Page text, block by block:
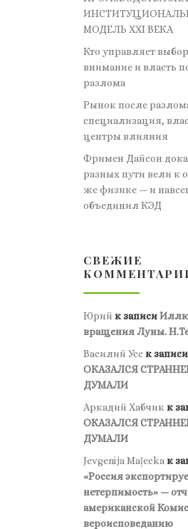
МОДЕЛЬ XXI ВЕКА
Кто управляет
внимание и власть
разлома
Рынок после
специализация,
центры влияния
Фримен Дайсон
разных пути вели к
же физике — и
объединил КЭД
СВЕЖИЕ
Юрий к записи
вращения Луны.
Василий Усс к записи
ОКАЗАЛСЯ
ДУМАЛИ
Аркадий Хабчик к
ОКАЗАЛСЯ
ДУМАЛИ
Jevgenija Maļecka к
«Россия
нетерпимость» —
американской
вероисповеданию